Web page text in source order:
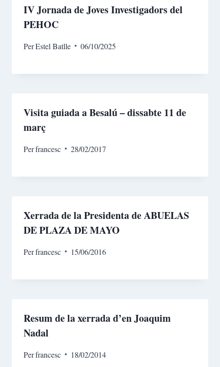
IV Jornada de Joves Investigadors del
PEHOC​
PerEstel Batlle 06/10/2025
Visita guiada a Besalú – dissabte 11 de
març
Perfrancesc 28/02/2017
Xerrada de la Presidenta de ABUELAS
DE PLAZA DE MAYO
Perfrancesc 15/06/2016
Resum de la xerrada d’en Joaquim
Nadal
Perfrancesc 18/02/2014